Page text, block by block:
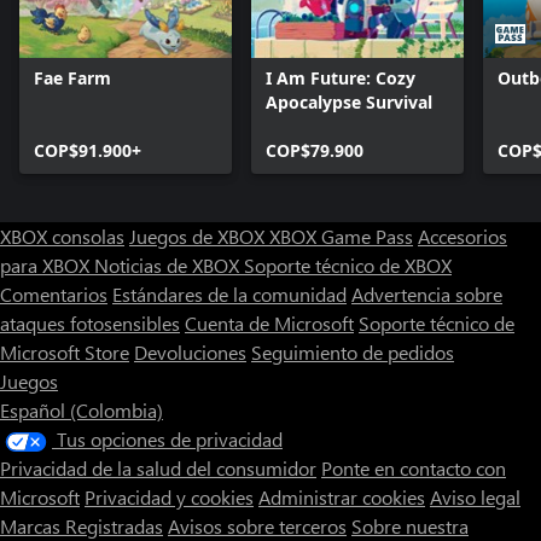
Puedes dejar que la naturaleza siga su curso o personalizar el
huerto a tu gusto. Fabrica estructuras y herramientas para
decorar y dar forma al terreno, construye puentes sobre los
canales, caminos iluminados, muros de estuco con puertas, sigilos
estanques, y mucho más. Fabrica un telar y elabora una gran
variedad de atuendos para cruzar el desierto con estilo.
Para jugar a este juego y acceder a todas sus funciones debes
aceptar el Acuerdo de licencia de usuario final y la Política de
privacidad de Kwalee, los cuales puedes leer aquí:
www.kwalee.com/eula-pcc/
www.kwalee.com/pp-pcc/
Fae Farm
COP$91.900+
I Am Future: Cozy
Apocalypse Survival
COP$79.900
XBOX consolas Juegos de XBOXXBOX Game Pass Accesorios
para XBOX Noticias de XBOX Soporte técnico de XBOX
Comentarios Estándares de la comunidad Advertencia sobre
ataques fotosensibles Cuenta de Microsoft Soporte técnico de
Microsoft Store Devoluciones Seguimiento de pedidos
Juegos
Español (Colombia)
Tus opciones de privacidad
Privacidad de la salud del consumidor Ponte en contacto con
Microsoft Privacidad y cookies Administrar cookies Aviso legal
Marcas Registradas Avisos sobre terceros Sobre nuestra